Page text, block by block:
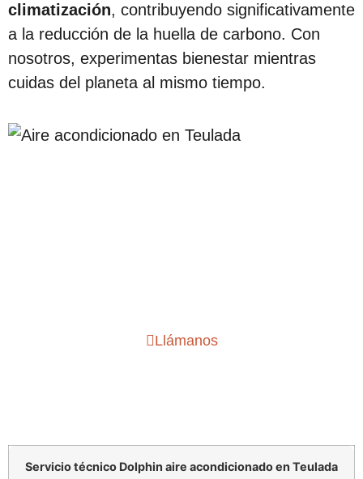
climatización, contribuyendo significativamente
a la reducción de la huella de carbono. Con
nosotros, experimentas bienestar mientras
cuidas del planeta al mismo tiempo.
Llámanos
Servicio técnico Dolphin aire acondicionado en Teulada